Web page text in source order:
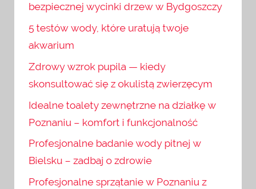
bezpiecznej wycinki drzew w Bydgoszczy
5 testów wody, które uratują twoje
akwarium
Zdrowy wzrok pupila — kiedy
skonsultować się z okulistą zwierzęcym
Idealne toalety zewnętrzne na działkę w
Poznaniu – komfort i funkcjonalność
Profesjonalne badanie wody pitnej w
Bielsku – zadbaj o zdrowie
Profesjonalne sprzątanie w Poznaniu z